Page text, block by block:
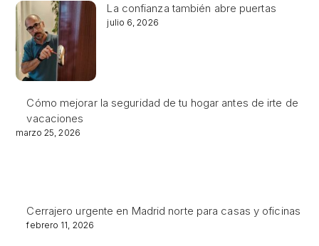
La confianza también abre puertas
julio 6, 2026
Cómo mejorar la seguridad de tu hogar antes de irte de
vacaciones
marzo 25, 2026
Cerrajero urgente en Madrid norte para casas y oficinas
febrero 11, 2026